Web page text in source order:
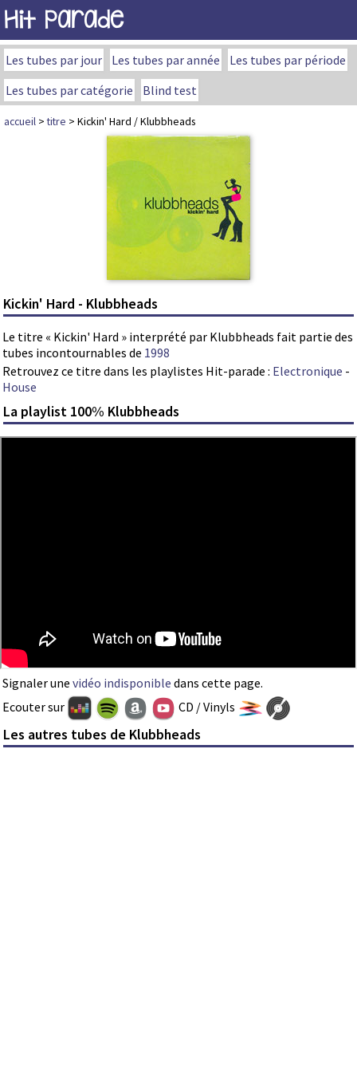
Hit Parade
Les tubes par jour Les tubes par année
Les tubes par période
Les tubes par catégorie
Blind test
accueil >titre > Kickin' Hard / Klubbheads
Kickin' Hard - Klubbheads
Le titre « Kickin' Hard » interprété par Klubbheads fait partie des
tubes incontournables de 1998
Retrouvez ce titre dans les playlistes Hit-parade : Electronique -
House
La playlist 100% Klubbheads
Signaler une vidéo indisponible dans cette page.
Ecouter sur
CD / Vinyls
Les autres tubes de Klubbheads